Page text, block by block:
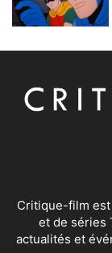
Critique-film
et de séries
actualités et